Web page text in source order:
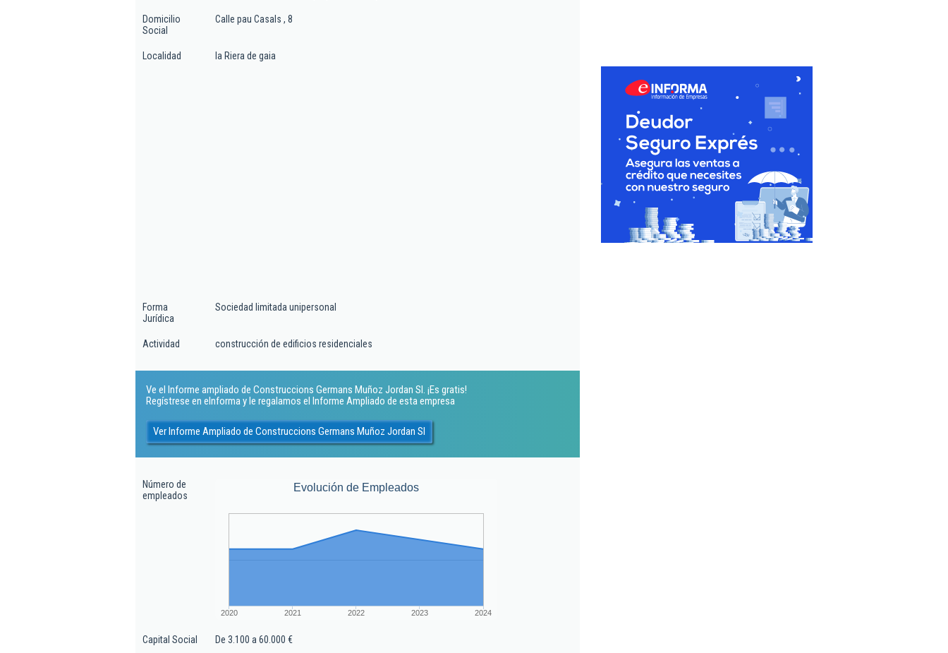
Domicilio
Social
Calle pau Casals , 8
Localidad la Riera de gaia
Forma
Jurídica
Sociedad limitada unipersonal
Actividad construcción de edificios residenciales
Ve el Informe ampliado de Construccions Germans Muñoz Jordan Sl. ¡Es gratis!
Regístrese en eInforma y le regalamos el Informe Ampliado de esta empresa
Ver Informe Ampliado de Construccions Germans Muñoz Jordan Sl
Número de
empleados
Evolución de Empleados
2020 2021 2022 2023 2024
Capital Social De 3.100 a 60.000 €